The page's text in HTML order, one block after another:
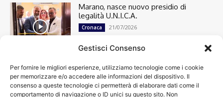
Gestisci Consenso
Per fornire le migliori esperienze, utilizziamo tecnologie come i cookie
per memorizzare e/o accedere alle informazioni del dispositivo. Il
consenso a queste tecnologie ci permetterà di elaborare dati come il
comportamento di navigazione o ID unici su questo sito. Non
Marano, nasce nuovo presidio di
legalità U.N.I.C.A.
Cronaca 21/07/2026
Cronaca
13498
Attualità
7303
top